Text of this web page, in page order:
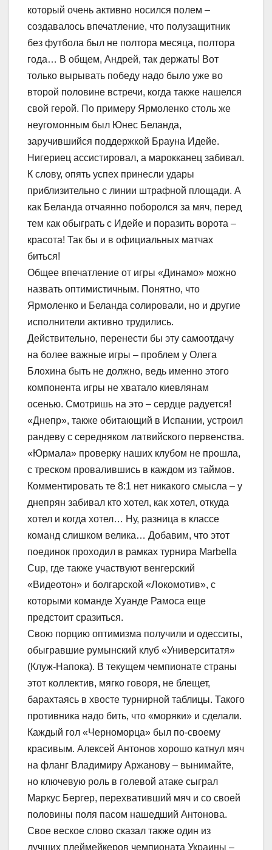
который очень активно носился полем –
создавалось впечатление, что полузащитник
без футбола был не полтора месяца, полтора
года… В общем, Андрей, так держать! Вот
только вырывать победу надо было уже во
второй половине встречи, когда также нашелся
свой герой. По примеру Ярмоленко столь же
неугомонным был Юнес Беланда,
заручившийся поддержкой Брауна Идейе.
Нигериец ассистировал, а марокканец забивал.
К слову, опять успех принесли удары
приблизительно с линии штрафной площади. А
как Беланда отчаянно поборолся за мяч, перед
тем как обыграть с Идейе и поразить ворота –
красота! Так бы и в официальных матчах
биться!
Общее впечатление от игры «Динамо» можно
назвать оптимистичным. Понятно, что
Ярмоленко и Беланда солировали, но и другие
исполнители активно трудились.
Действительно, перенести бы эту самоотдачу
на более важные игры – проблем у Олега
Блохина быть не должно, ведь именно этого
компонента игры не хватало киевлянам
осенью. Смотришь на это – сердце радуется!
«Днепр», также обитающий в Испании, устроил
рандеву с середняком латвийского первенства.
«Юрмала» проверку наших клубом не прошла,
с треском провалившись в каждом из таймов.
Комментировать те 8:1 нет никакого смысла – у
днепрян забивал кто хотел, как хотел, откуда
хотел и когда хотел… Ну, разница в классе
команд слишком велика… Добавим, что этот
поединок проходил в рамках турнира Marbella
Cup, где также участвуют венгерский
«Видеотон» и болгарской «Локомотив», с
которыми команде Хуанде Рамоса еще
предстоит сразиться.
Свою порцию оптимизма получили и одесситы,
обыгравшие румынский клуб «Университатя»
(Клуж-Напока). В текущем чемпионате страны
этот коллектив, мягко говоря, не блещет,
барахтаясь в хвосте турнирной таблицы. Такого
противника надо бить, что «моряки» и сделали.
Каждый гол «Черноморца» был по-своему
красивым. Алексей Антонов хорошо катнул мяч
на фланг Владимиру Аржанову – вынимайте,
но ключевую роль в голевой атаке сыграл
Маркус Бергер, перехвативший мяч и со своей
половины поля пасом нашедший Антонова.
Свое веское слово сказал также один из
лучших плеймейкеров чемпионата Украины –